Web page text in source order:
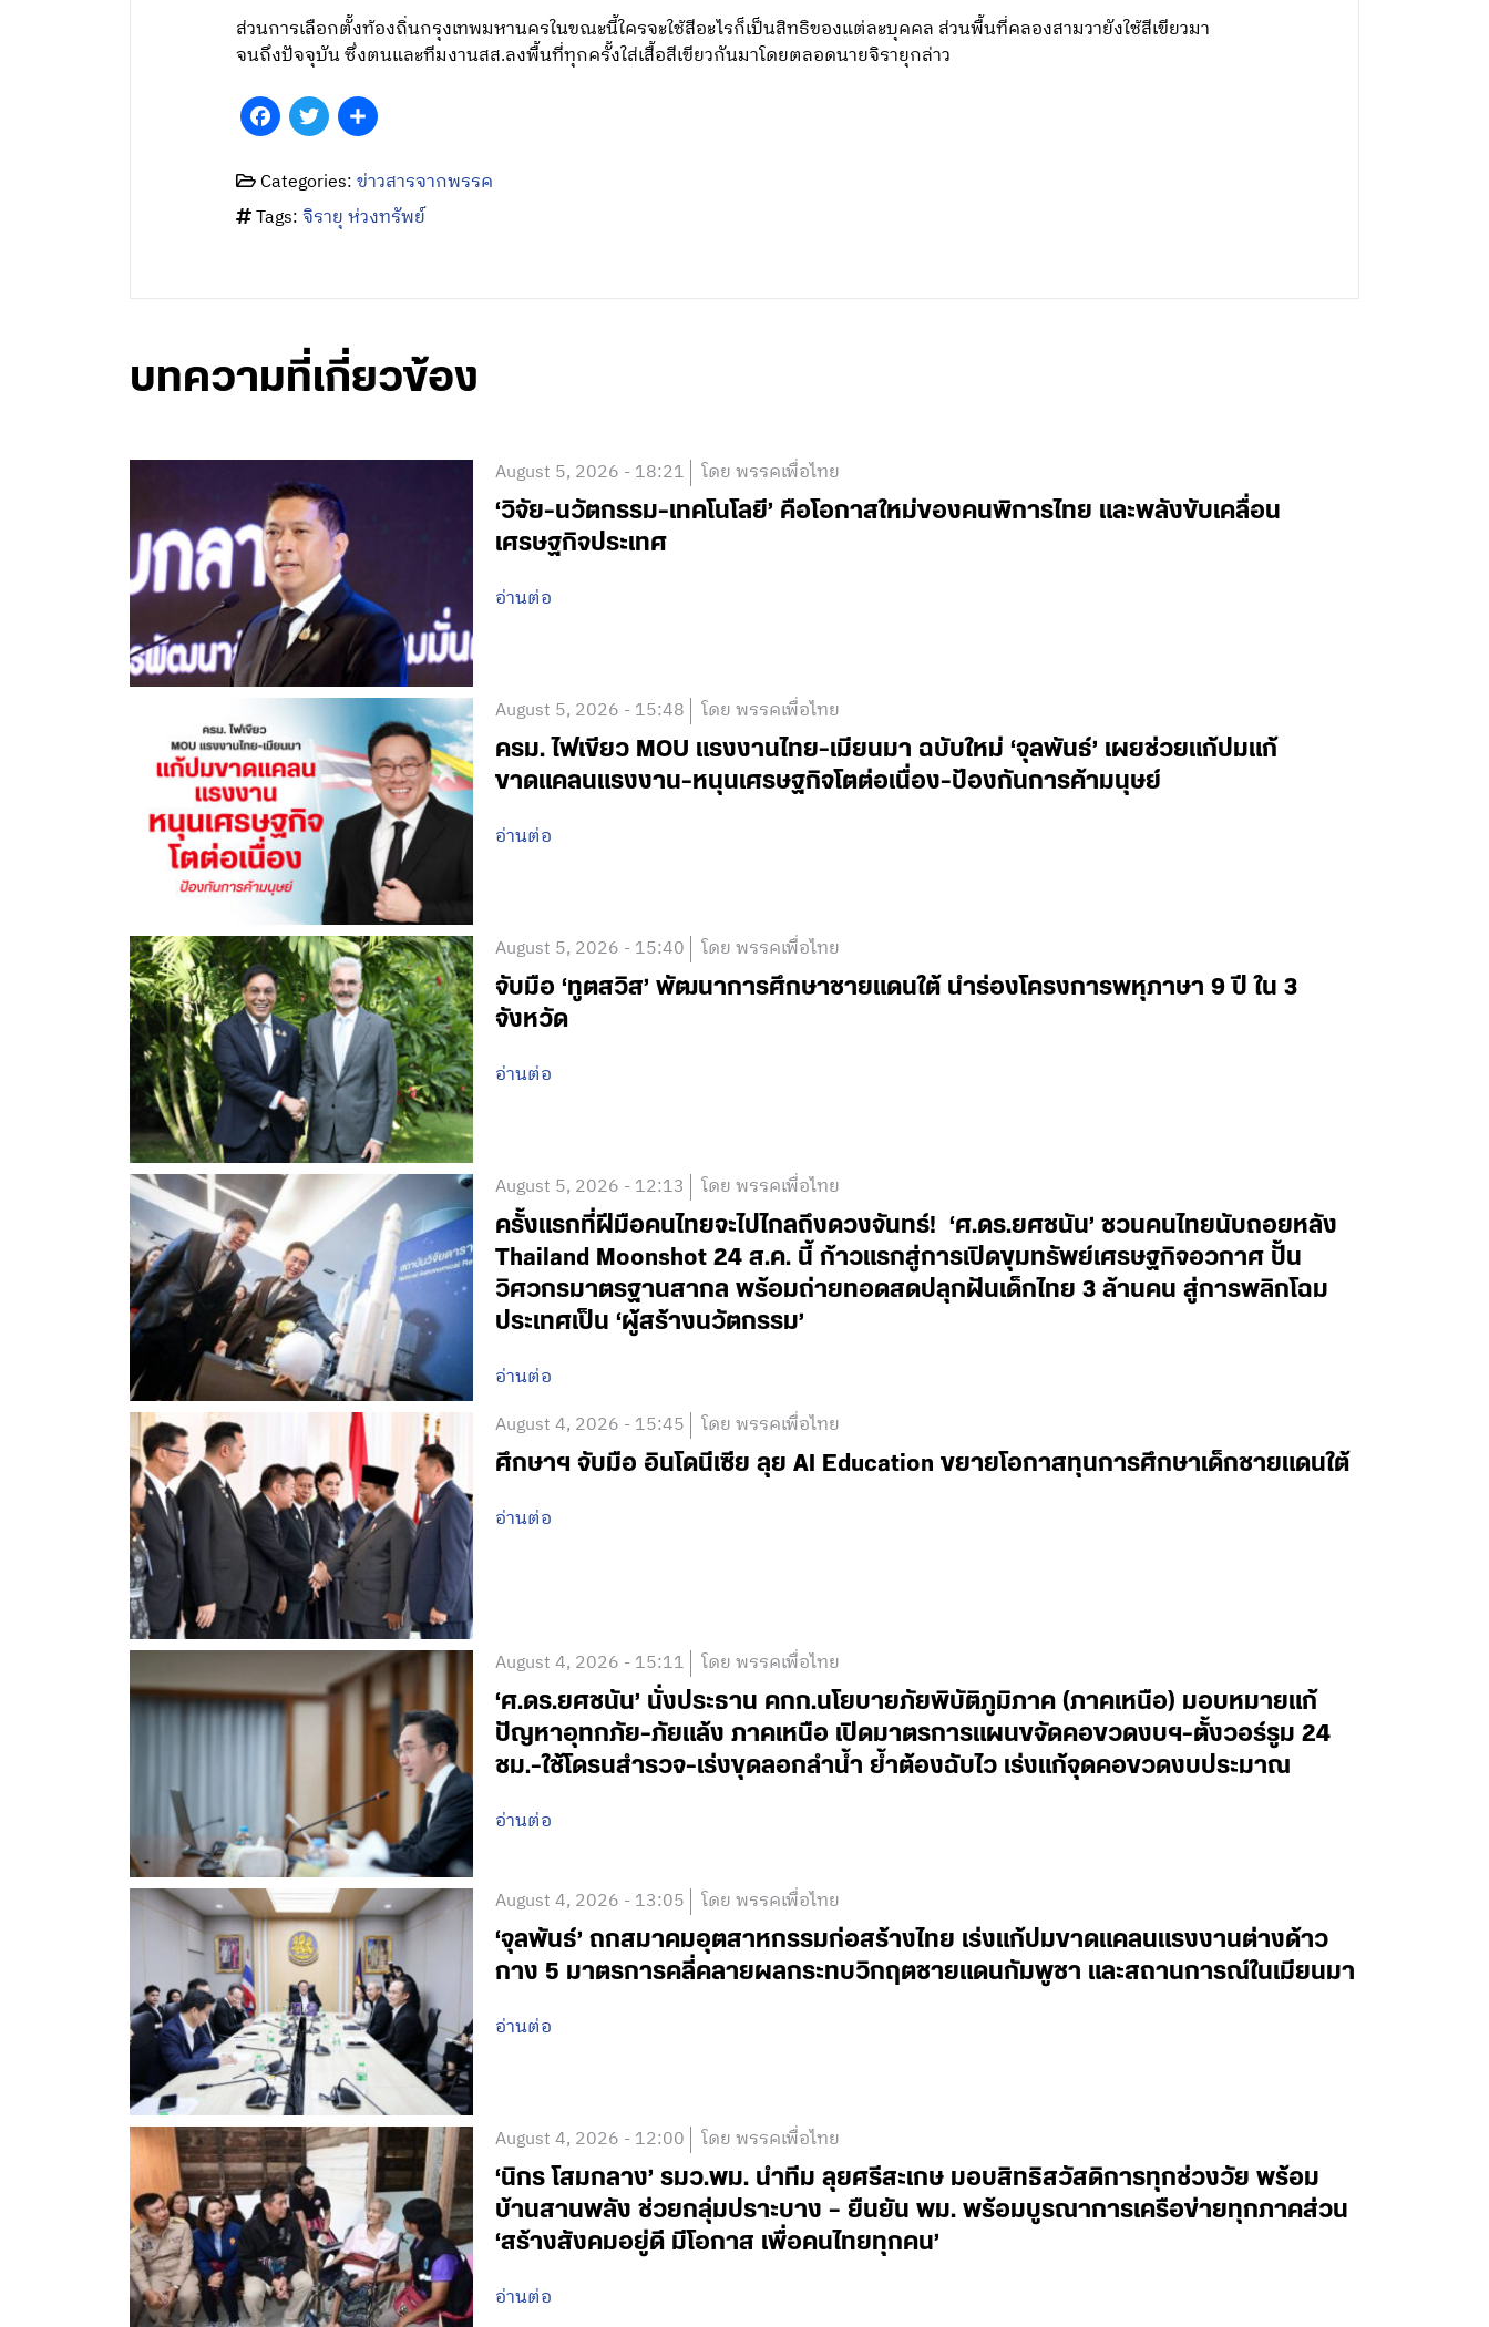
ส่วนการเลือกตั้งท้องถิ่นกรุงเทพมหานครในขณะนี้ใครจะใช้สีอะไรก็เป็นสิทธิของแต่ละบุคคล ส่วนพื้นที่คลองสามวายังใช้สีเขียวมา
จนถึงปัจจุบัน ซึ่งตนและทีมงานสส.ลงพื้นที่ทุกครั้งใส่เสื้อสีเขียวกันมาโดยตลอดนายจิรายุกล่าว
Facebook
TwitterShare
Categories:ข่าวสารจากพรรค
Tags:จิรายุ ห่วงทรัพย์
บทความที่เกี่ยวข้อง
August 5, 2026 - 18:21 โดย พรรคเพื่อไทย
‘วิจัย-นวัตกรรม-เทคโนโลยี’ คือโอกาสใหม่ของคนพิการไทย และพลังขับเคลื่อน
เศรษฐกิจประเทศ
อ่านต่อ
August 5, 2026 - 15:48 โดย พรรคเพื่อไทย
ครม. ไฟเขียว MOU แรงงานไทย-เมียนมา ฉบับใหม่ ‘จุลพันธ์’ เผยช่วยแก้ปมแก้
ขาดแคลนแรงงาน-หนุนเศรษฐกิจโตต่อเนื่อง-ป้องกันการค้ามนุษย์
อ่านต่อ
August 5, 2026 - 15:40 โดย พรรคเพื่อไทย
จับมือ ‘ทูตสวิส’ พัฒนาการศึกษาชายแดนใต้ นำร่องโครงการพหุภาษา 9 ปี ใน 3
จังหวัด
อ่านต่อ
August 5, 2026 - 12:13 โดย พรรคเพื่อไทย
ครั้งแรกที่ฝีมือคนไทยจะไปไกลถึงดวงจันทร์! ‘ศ.ดร.ยศชนัน’ ชวนคนไทยนับถอยหลัง
Thailand Moonshot 24 ส.ค. นี้ ก้าวแรกสู่การเปิดขุมทรัพย์เศรษฐกิจอวกาศ ปั้น
วิศวกรมาตรฐานสากล พร้อมถ่ายทอดสดปลุกฝันเด็กไทย 3 ล้านคน สู่การพลิกโฉม
ประเทศเป็น ‘ผู้สร้างนวัตกรรม’
อ่านต่อ
August 4, 2026 - 15:45 โดย พรรคเพื่อไทย
ศึกษาฯ จับมือ อินโดนีเซีย ลุย AI Education ขยายโอกาสทุนการศึกษาเด็กชายแดนใต้
อ่านต่อ
August 4, 2026 - 15:11 โดย พรรคเพื่อไทย
‘ศ.ดร.ยศชนัน’ นั่งประธาน คกก.นโยบายภัยพิบัติภูมิภาค (ภาคเหนือ) มอบหมายแก้
ปัญหาอุทกภัย-ภัยแล้ง ภาคเหนือ เปิดมาตรการแผนขจัดคอขวดงบฯ-ตั้งวอร์รูม 24
ชม.-ใช้โดรนสำรวจ-เร่งขุดลอกลำน้ำ ย้ำต้องฉับไว เร่งแก้จุดคอขวดงบประมาณ
อ่านต่อ
August 4, 2026 - 13:05 โดย พรรคเพื่อไทย
‘จุลพันธ์’ ถกสมาคมอุตสาหกรรมก่อสร้างไทย เร่งแก้ปมขาดแคลนแรงงานต่างด้าว
กาง 5 มาตรการคลี่คลายผลกระทบวิกฤตชายแดนกัมพูชา และสถานการณ์ในเมียนมา
อ่านต่อ
August 4, 2026 - 12:00 โดย พรรคเพื่อไทย
‘นิกร โสมกลาง’ รมว.พม. นำทีม ลุยศรีสะเกษ มอบสิทธิสวัสดิการทุกช่วงวัย พร้อม
บ้านสานพลัง ช่วยกลุ่มปราะบาง – ยืนยัน พม. พร้อมบูรณาการเครือข่ายทุกภาคส่วน
‘สร้างสังคมอยู่ดี มีโอกาส เพื่อคนไทยทุกคน’
อ่านต่อ